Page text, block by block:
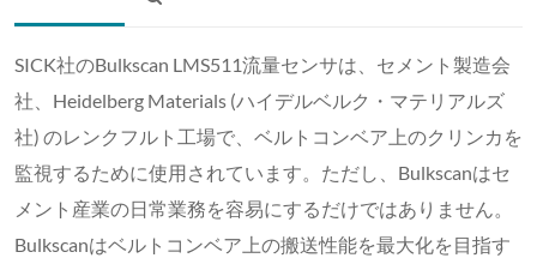
SICK社のBulkscan LMS511流量センサは、セメント製造会
社、Heidelberg Materials (ハイデルベルク・マテリアルズ
社) のレンクフルト工場で、ベルトコンベア上のクリンカを
監視するために使用されています。ただし、Bulkscanはセ
メント産業の日常業務を容易にするだけではありません。
Bulkscanはベルトコンベア上の搬送性能を最大化を目指す